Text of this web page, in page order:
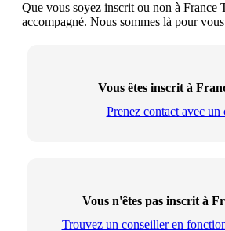
Que vous soyez inscrit ou non à France
accompagné. Nous sommes là pour
Vous êtes inscrit à
Prenez contact avec un
Vous n'êtes pas inscrit à
Trouvez un conseiller en